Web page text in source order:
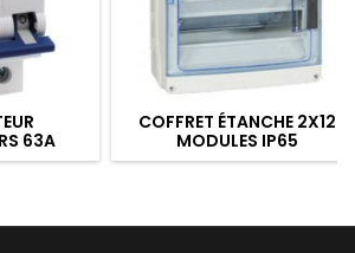
63A
COFFRET ÉTANCHE 2X12
MODULES IP65